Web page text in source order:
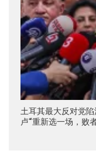
土耳其最大反对党
卢“重新选一场，败